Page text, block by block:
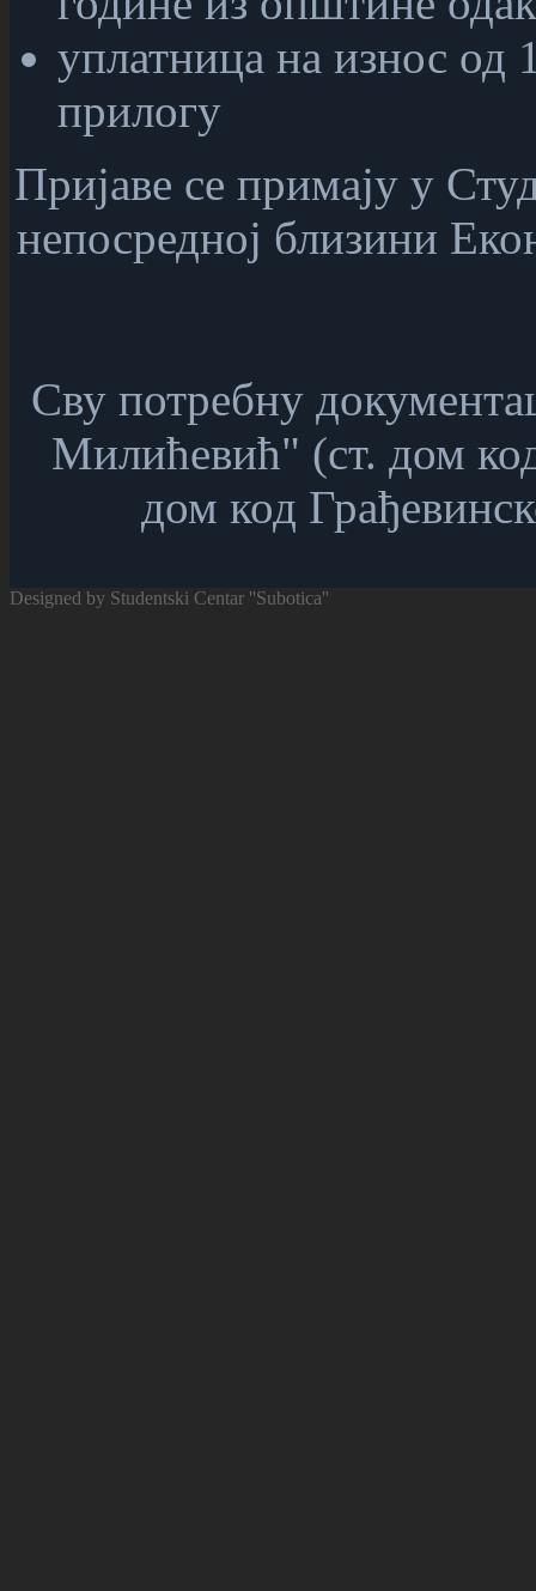
уплатница на износ
прилогу
Пријаве се примају у
непосредној близини
Сву потребну
Милићевић" (ст. дом
дом код
Designed by Studentski Centar ''Subotica''